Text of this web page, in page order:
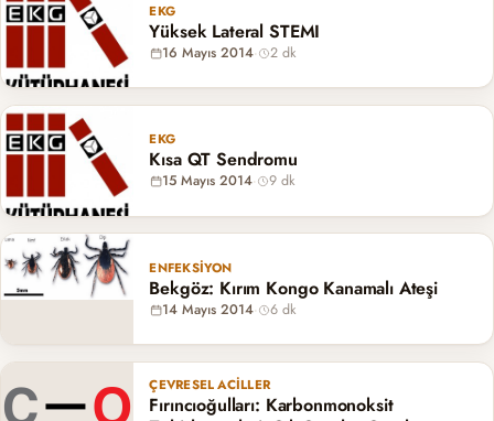
EKG
Yüksek Lateral STEMI
16 Mayıs 2014· 2 dk
EKG
Kısa QT Sendromu
15 Mayıs 2014· 9 dk
ENFEKSIYON
Bekgöz: Kırım Kongo Kanamalı Ateşi
14 Mayıs 2014· 6 dk
ÇEVRESEL ACILLER
Fırıncıoğulları: Karbonmonoksit